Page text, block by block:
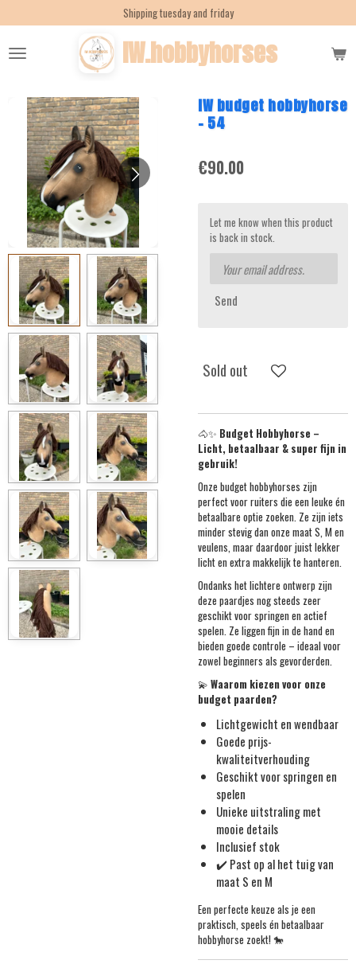
main
IW.hobbyhorses
Shipping tuesday and friday
IW budget hobbyhorse
- 54
€90.00
Let me know when this product
is back in stock.
Send
Sold out
🐴✨ Budget Hobbyhorse –
Licht, betaalbaar & super fijn in
gebruik!
Onze budget hobbyhorses zijn
perfect voor ruiters die een leuke én
betaalbare optie zoeken. Ze zijn iets
minder stevig dan onze maat S, M en
veulens, maar daardoor juist lekker
licht en extra makkelijk te hanteren.
Ondanks het lichtere ontwerp zijn
deze paardjes nog steeds zeer
geschikt voor springen en actief
spelen. Ze liggen fijn in de hand en
bieden goede controle – ideaal voor
zowel beginners als gevorderden.
💫 Waarom kiezen voor onze
budget paarden?
Lichtgewicht en wendbaar
Goede prijs-
kwaliteitverhouding
Geschikt voor springen en
spelen
Unieke uitstraling met
mooie details
Inclusief stok
✔️ Past op al het tuig van
maat S en M
Een perfecte keuze als je een
praktisch, speels én betaalbaar
hobbyhorse zoekt! 🐎